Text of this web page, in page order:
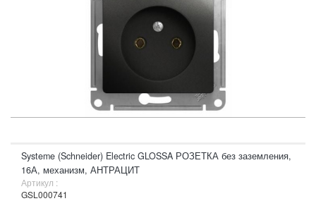
Systeme (Schneider) Electric GLOSSA РОЗЕТКА без заземления,
16А, механизм, АНТРАЦИТ
Артикул :
GSL000741